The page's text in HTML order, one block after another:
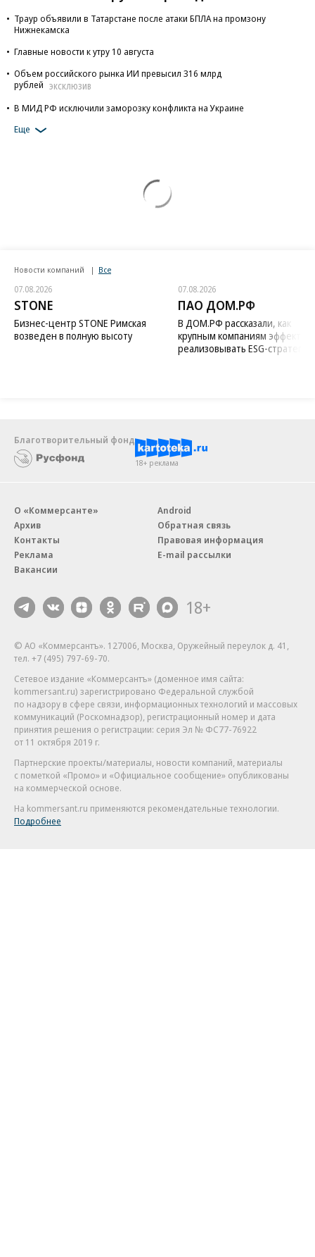
Траур объявили в Татарстане после атаки БПЛА на промзону
Нижнекамска
Главные новости к утру 10 августа
Объем российского рынка ИИ превысил 316 млрд
рублей
ЭКСКЛЮЗИВ
В МИД РФ исключили заморозку конфликта на Украине
Еще
Новости компаний Все
07.08.2026
STONE
Бизнес-центр STONE Римская
возведен в полную высоту
07.08.2026
ПАО ДОМ.РФ
В ДОМ.РФ рассказали, как
крупным компаниям
реализовывать ESG-стратегию
Благотворительный фонд
18+ реклама
О «Коммерсанте»
Архив
Контакты
Реклама
Вакансии
Android
Обратная связь
Правовая информация
E-mail рассылки
18+
© АО «Коммерсантъ». 127006, Москва, Оружейный переулок д. 41,
тел. +7 (495) 797-69-70.
Сетевое издание «Коммерсантъ» (доменное имя сайта:
kommersant.ru) зарегистрировано Федеральной службой
по надзору в сфере связи, информационных технологий и массовых
коммуникаций (Роскомнадзор), регистрационный номер и дата
принятия решения о регистрации: серия Эл № ФС77-76922
от 11 октября 2019 г.
Партнерские проекты/материалы, новости компаний, материалы
с пометкой «Промо» и «Официальное сообщение» опубликованы
на коммерческой основе.
На kommersant.ru применяются рекомендательные технологии.
Подробнее